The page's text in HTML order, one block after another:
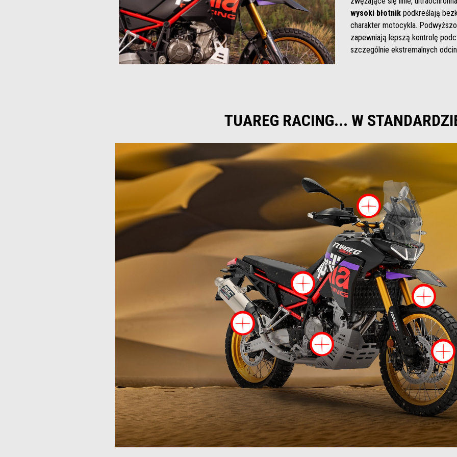
wysoki błotnik podkreślają
charakter motocykla.
zapewniają lepszą kontrolę
szczególnie ekstremalnych
TUAREG RACING... W
Więcej
Więcej
Więcej
Więcej informacji na